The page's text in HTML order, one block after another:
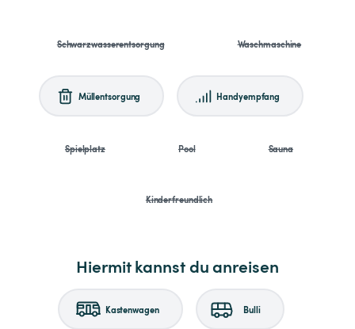
Schwarzwasserentsorgung Waschmaschine
Müllentsorgung Handyempfang
Spielplatz Pool Sauna
Kinderfreundlich
Hiermit kannst du anreisen
Kastenwagen Bulli